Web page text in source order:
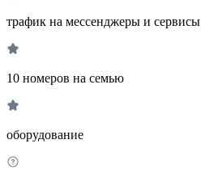
трафик на мессенджеры и сервисы
10 номеров на семью
оборудование